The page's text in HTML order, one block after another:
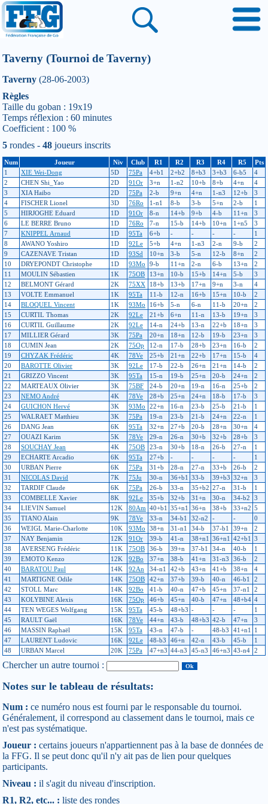
Taverny (Tournoi de Taverny)
Taverny (28-06-2003)
Règles
Taille du goban : 19x19
Temps réflexion : 60 minutes
Coefficient : 100 %
5 rondes - 48 joueurs inscrits
Num Joueur Niv Club R1 R2 R3 R4 R5
Pts
1
XIE Wei-Dong 5D 75Pa 4+b1 2+b2 8+b3 3+b3 6-b5
4
2
CHEN Shi_Yao 2D 91Or 3+n 1-n2 10+b 8+b 4+n
4
3
XIA Haibo 2D 75Pa 2-b 9+n 4+n 1-n3 12+b
3
4
FISCHER Lionel 3D 76Ro 1-n1 8-b 3-b 5+n 2-b
1
5
HIRJOGHE Eduard 1D 91Or 8-n 14+b 9+b 4-b 11+n
3
6
LE BERRE Bruno 1D 76Ro 7-n 15-b 14+b 10+n 1+n5
3
7
KNIPPEL Arnaud 1D 95Ta 6+b - - - -
1
8
AWANO Yoshiro 1D 92Le 5+b 4+n 1-n3 2-n 9-b
2
9
CAZENAVE Tristan 1D 93Sd 10+n 3-b 5-n 12-b 8+n
2
10
DRYEPONDT Christophe 1D 93Mo 9-b 11+n 2-n 6-b 13+n
2
11
MOULIN Sébastien 1K 75OB 13+n 10-b 15+b 14+n 5-b
3
12
BELMONT Gérard 2K 75XX 18+b 13+b 17+n 9+n 3-n
4
13
VOLTE Emmanuel 1K 95Ta 11-b 12-n 16+b 15+n 10-b
2
14
BLOQUEL Vincent 1K 93Mo 16+b 5-n 6-n 11-b 20+n
2
15
CURTIL Thomas 2K 92Le 21+b 6+n 11-n 13-b 19+n
3
16
CURTIL Guillaume 2K 92Le 14-n 24+b 13-n 22+b 18+n
3
17
MILLIER Gérard 3K 75Pa 20+n 18+n 12-b 19-b 23+n
3
18
CUMIN Jean 2K 75Op 12-n 17-b 28+b 23+n 16-b
2
19
CHYZAK Frédéric 4K 78Ve 25+b 21+n 22+b 17+n 15-b
4
20
BAROTTE Olivier 3K 92Le 17-b 22-b 26+n 21+n 14-b
2
21
GRIZZO Vincent 3K 95Ta 15-n 19-b 25+n 20-b 24+n
2
22
MARTEAUX Olivier 3K 75BF 24-b 20+n 19-n 16-n 25+b
2
23
NEMO André 4K 78Ve 28+b 25+n 24+n 18-b 17-b
3
24
GUICHON Hervé 3K 93Mo 22+n 16-n 23-b 25-b 21-b
1
25
WALRAET Matthieu 3K 75Pa 19-n 23-b 21-b 24+n 22-n
1
26
DANG Jean 6K 95Ta 32+n 27+b 20-b 28+n 30+n
4
27
OUAZI Karim 5K 78Ve 29-n 26-n 30+b 32+b 28+b
3
28
SOUCHAY Jean 4K 75OB 23-n 30+b 18-n 26-b 27-n
1
29
ECHARTE Arcadio 6K 95Ta 27+b - - - -
1
30
URBAN Pierre 6K 75Pa 31+b 28-n 27-n 33+b 26-b
2
31
NICOLAS David 7K 75Ju 30-n 36+b1 33-b 39+b3 32+n
3
32
TARDIF Claude 6K 75Pa 26-b 33-n 35+b2 27-n 31-b
1
33
COMBELLE Xavier 8K 92Le 35+b 32+b 31+n 30-n 34-b2
3
34
LIEVIN Samuel 12K 80Am 40+b1 35+n1 36+n 38+b 33+n2 5
35
TIANO Alain 9K 78Ve 33-n 34-b1 32-n2 - -
0
36
WEIGL Marie-Charlotte 10K 93Mo 38+n 31-n1 34-b 37-b1 39+n
2
37
NAY Benjamin 12K 91Or 39-b 41-n 38+n1 36+n1 42+b1 3
38
AVERSENG Frédéric 11K 75OB 36-b 39+n 37-b1 34-n 40-b
1
39
EMOTO Kenzo 12K 92Bo 37+n 38-b 41+n 31-n3 36-b
2
40
BARATOU Paul 14K 92An 34-n1 42+b 43+n 41+b 38+n
4
41
MARTIGNE Odile 14K 75OB 42+n 37+b 39-b 40-n 46-b1
2
42
STOLL Marc 14K 92Bo 41-b 40-n 47+b 45+n 37-n1
2
43
KOLYBINE Alexis 16K 75Op 46+b 45+n 40-b 47+n 48+b4 4
44
TEN WEGES Wolfgang 15K 95Ta 45-b 48+b3 - - -
1
45
RAULT Gaël 16K 78Ve 44+n 43-b 48+b3 42-b 47+n
3
46
MASSIN Raphaël 15K 95Ta 43-n 47-b - 48-b3 41+n1
1
47
LAURENT Ludovic 16K 92Le 48-b3 46+n 42-n 43-b 45-b
1
48
URBAN Marcel 20K 75Pa 47+n3 44-n3 45-n3 46+n3 43-n4 2
Chercher un autre tournoi :
Notes sur le tableau de résultats:
Num : ce numéro nous est fourni par le responsable du tournoi.
Généralement, il correspond au classement dans le tournoi, mais ce
n'est pas systématique.
Joueur : certains joueurs n'appartiennent pas à la base de données de
la FFG. Il se peut donc qu'il n'y ait pas de lien pour quelques
participants.
Niveau : il s'agit du niveau d'inscription.
R1, R2, etc... : liste des rondes